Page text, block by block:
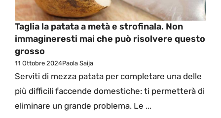
Taglia la patata a metà e strofinala. Non
immagineresti mai che può risolvere questo
grosso
11 Ottobre 2024Paola Saija
Serviti di mezza patata per completare una delle
più difficili faccende domestiche: ti permetterà di
eliminare un grande problema. Le ...